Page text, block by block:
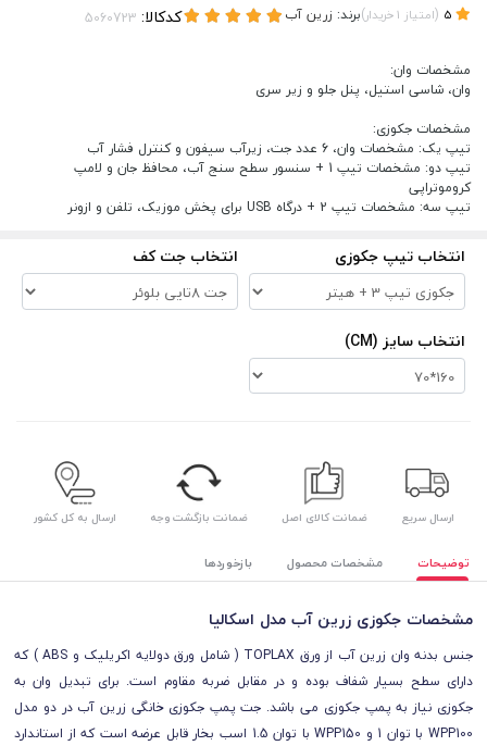
(امتیاز 1خریدار)برند: زرین آب کدکالا:
مشخصات وان:
وان، شاسی استیل، پنل جلو و زیر سری
مشخصات جکوزی:
تیپ یک: مشخصات وان، 6 عدد جت، زیرآب سیفون و کنترل فشار آب
تیپ دو: مشخصات تیپ 1 + سنسور سطح سنج آب، محافظ جان و لامپ
کروموتراپی
تیپ سه: مشخصات تیپ 2 + درگاه USB برای پخش موزیک، تلفن و ازونر
انتخاب تیپ جکوزی انتخاب جت کف
انتخاب سایز (CM)
ارسال سریع ضمانت کالای اصل ضمانت بازگشت وجه ارسال به کل کشور
توضیحات مشخصات محصول بازخوردها
مشخصات جکوزی زرین آب مدل اسکالیا
جنس بدنه وان زرین آب از ورق TOPLAX ( شامل ورق دولایه اکریلیک و ABS ) که
دارای سطح بسیار شفاف بوده و در مقابل ضربه مقاوم است. برای تبدیل وان به
جکوزی نیاز به پمپ جکوزی می باشد. جت پمپ جکوزی خانگی زرین آب در دو مدل
WPP100 با توان 1 و WPP150 با توان 1.5 اسب بخار قابل عرضه است که از استاندارد